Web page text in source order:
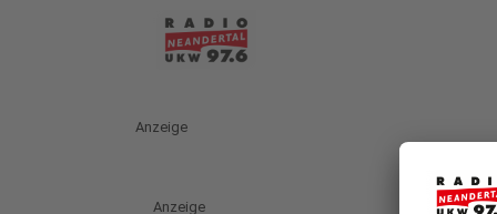
Anzeige
Anzeige